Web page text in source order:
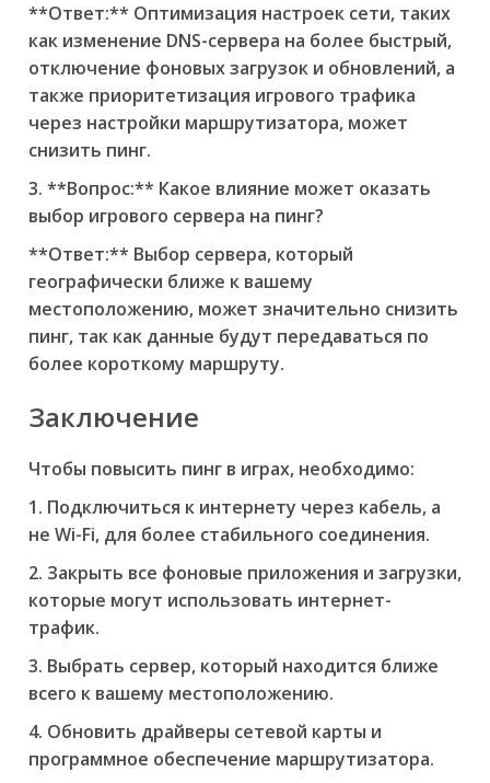
**Ответ:** Оптимизация настроек сети, таких
как изменение DNS-сервера на более быстрый,
отключение фоновых загрузок и обновлений, а
также приоритетизация игрового трафика
через настройки маршрутизатора, может
снизить пинг.
3. **Вопрос:** Какое влияние может оказать
выбор игрового сервера на пинг?
**Ответ:** Выбор сервера, который
географически ближе к вашему
местоположению, может значительно снизить
пинг, так как данные будут передаваться по
более короткому маршруту.
Заключение
Чтобы повысить пинг в играх, необходимо:
1. Подключиться к интернету через кабель, а
не Wi-Fi, для более стабильного соединения.
2. Закрыть все фоновые приложения и загрузки,
которые могут использовать интернет-
трафик.
3. Выбрать сервер, который находится ближе
всего к вашему местоположению.
4. Обновить драйверы сетевой карты и
программное обеспечение маршрутизатора.